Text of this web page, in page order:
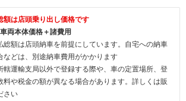
額は店頭乗り出し価格です
両本体価格＋諸費用
額は店頭納車を前提にしています。自宅への納車
などは、別途納車費用がかかります
運輸支局以外で登録する際や、車の定置場所、登
料や税金の額が異なる場合があります。詳しくは販
さい